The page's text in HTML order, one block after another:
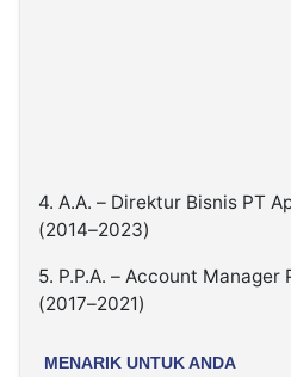
4. A.A. – Direktur Bisnis PT
(2014–2023)
5. P.P.A. – Account Manager
(2017–2021)